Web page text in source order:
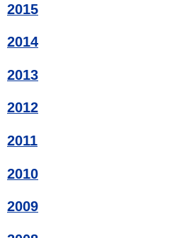
2015
2014
2013
2012
2011
2010
2009